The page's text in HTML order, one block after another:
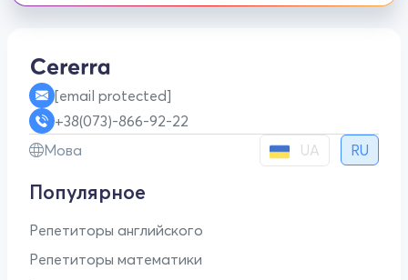
[email protected]
+38(073)-866-92-22
Мова
UA RU
Популярное
Репетиторы английского
Репетиторы математики